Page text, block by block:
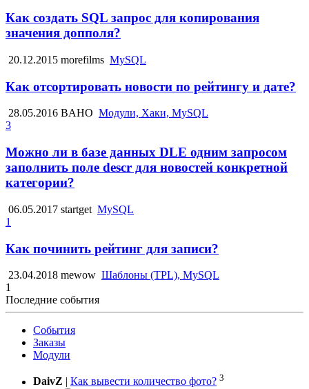
Как создать SQL запрос для копирования
значения допполя?
20.12.2015 morefilms MySQL
Как отсортировать новости по рейтингу и дате?
28.05.2016 BAHO Модули, Хаки, MySQL
3
Можно ли в базе данных DLE одним запросом
заполнить поле descr для новостей конкретной
категории?
06.05.2017 startget MySQL
1
Как починить рейтинг для записи?
23.04.2018 mewow Шаблоны (TPL), MySQL
1
Последние события
События
Заказы
Модули
DaivZ Как вывести количество фото? 3